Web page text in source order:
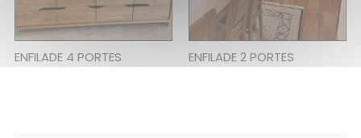
ENFILADE 4 PORTES ENFILADE 2 PORTES